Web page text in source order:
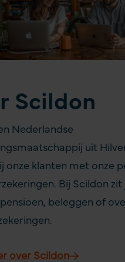
Scildon
Nederlandse
uit
onze klanten met onze
Bij Scildon
beleggen of
over Scildon